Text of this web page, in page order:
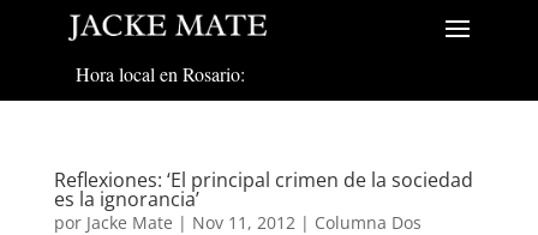
Hora local en Rosario:
Reflexiones: ‘El principal crimen de la sociedad
es la ignorancia’
por Jacke Mate | Nov 11, 2012 | Columna Dos